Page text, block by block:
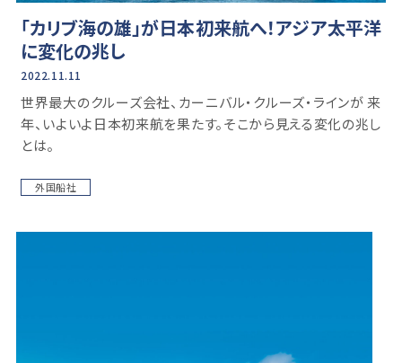
「カリブ海の雄」が日本初来航へ！アジア太平洋
に変化の兆し
2022.11.11
世界最大のクルーズ会社、カーニバル・クルーズ・ラインが 来
年、いよいよ日本初来航を果たす。そこから見える変化の兆し
とは。
外国船社